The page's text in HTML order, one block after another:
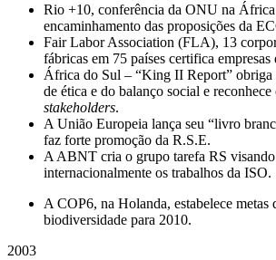
Rio +10, conferência da ONU na
encaminhamento das proposições da
Fair Labor Association (FLA), 13
fábricas em 75 países certifica
África do Sul – “King II Report” obriga
de ética e do balanço social e reconhece
stakeholders.
A União Europeia lança seu “livro
faz forte promoção da R.S.E.
A ABNT cria o grupo tarefa RS
internacionalmente os trabalhos da ISO.
A COP6, na Holanda, estabelece metas
biodiversidade para 2010.
2003